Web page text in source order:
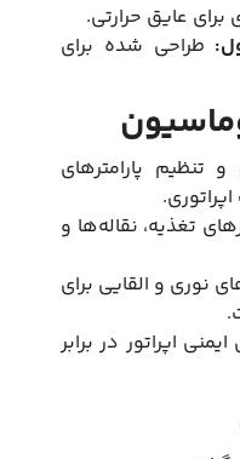
طراحی شده برای
و تنظیم پارامترهای
تغذیه، نقاله‌ها و
نوری و القایی برای
ایمنی اپراتور در برابر